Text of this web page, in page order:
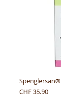
Spenglersan®
Preis
CHF 35.90